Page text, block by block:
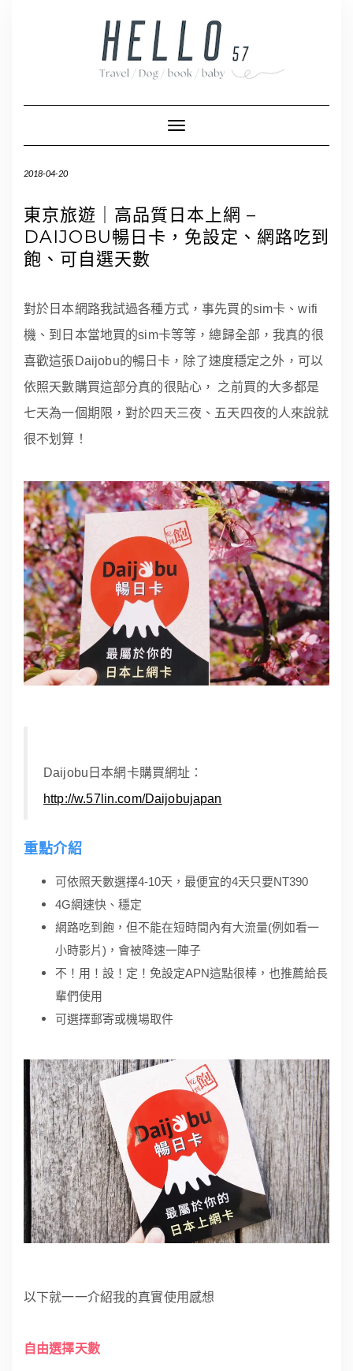
Toggle Navigation
2018-04-20
東京旅遊｜高品質日本上網 –
DAIJOBU暢日卡，免設定、網路吃到
飽、可自選天數
對於日本網路我試過各種方式，事先買的sim卡、wifi
機、到日本當地買的sim卡等等，總歸全部，我真的很
喜歡這張Daijobu的暢日卡，除了速度穩定之外，可以
依照天數購買這部分真的很貼心， 之前買的大多都是
七天為一個期限，對於四天三夜、五天四夜的人來說就
很不划算！
Daijobu日本網卡購買網址：
http://w.57lin.com/Daijobujapan
重點介紹
可依照天數選擇4-10天，最便宜的4天只要NT390
4G網速快、穩定
網路吃到飽，但不能在短時間內有大流量(例如看一
小時影片)，會被降速一陣子
不！用！設！定！免設定APN這點很棒，也推薦給長
輩們使用
可選擇郵寄或機場取件
以下就一一介紹我的真實使用感想
自由選擇天數